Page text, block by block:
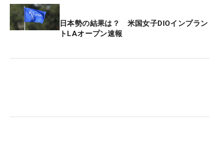
日本勢の結果は？ 米国女子DIOインプラン
トLAオープン速報